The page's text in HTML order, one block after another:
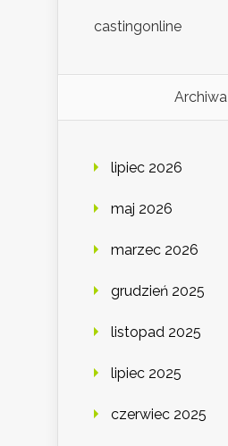
castingonline
Archiwa
lipiec 2026
maj 2026
marzec 2026
grudzień 2025
listopad 2025
lipiec 2025
czerwiec 2025